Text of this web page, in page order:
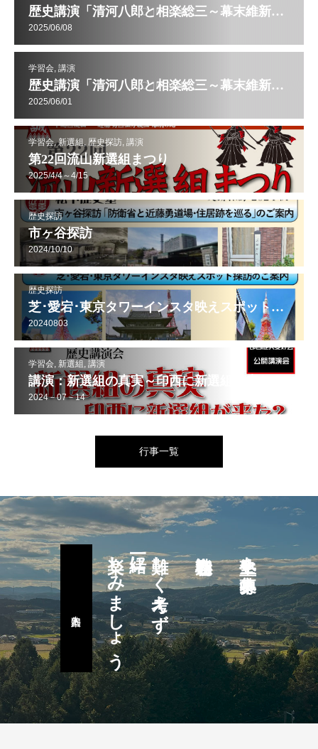
歴史講演「清河八郎と相楽総三～幕末維新を扇動した志士」(2日目)
2025/06/08
学習会, 講演
歴史講演「清河八郎と相楽総三～幕末維新を扇動した志士」(1日目)
2025/06/01
学習会, 新選組, 歴史探訪, 講演
第22回流山新選組まつり
2025/4/4～4/15
歴史探訪
市ヶ谷探訪
2024/10/10
歴史探訪
芝･愛宕･東京タワーインスタ映えスポット探訪
20240803
学習会, 新選組, 講演
講演：新選組の真実～印西に新選組が来た？
2024－07－14
行事一覧
塾生を募集中
難しく考えず
一緒に
楽しみましょう